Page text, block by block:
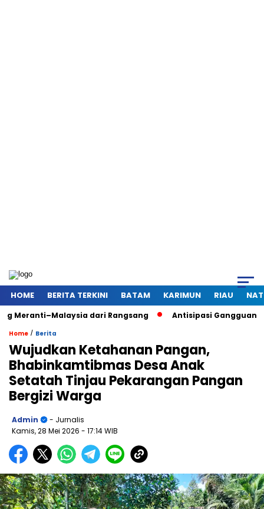
HOME BERITA TERKINI BATAM KARIMUN RIAU
dari Rangsang Antisipasi Gangguan Kamtibmas
Home / Berita
Wujudkan Ketahanan Pangan,
Bhabinkamtibmas Desa Anak
Setatah Tinjau Pekarangan Pangan
Bergizi Warga
Admin
- Jurnalis
Kamis, 28 Mei 2026 - 17:14 WIB